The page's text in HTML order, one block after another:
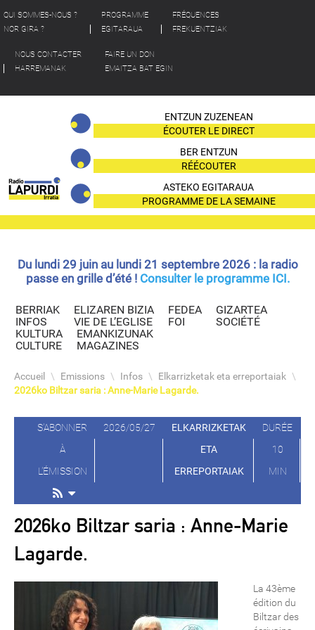
QUI SOMMES-NOUS ?
NOR GIRA ?
PROGRAMME
EGITARAUA
FRÉQUENCES
FREKUENTZIAK
NOUS CONTACTER
HARREMANAK
FAIRE UN DON
EMAITZA BAT EGIN
ENTZUN ZUZENEAN
ÉCOUTER LE DIRECT
BER ENTZUN
RÉÉCOUTER
ASTEKO EGITARAUA
PROGRAMME DE LA SEMAINE
Du lundi 29 juin au lundi 21 septembre 2026 : la radio
passe en grille d’été ! Consulter le programme ICI.
BERRIAK
INFOS
ELIZAREN BIZIA
VIE DE L’EGLISE
FEDEA
FOI
GIZARTEA
SOCIÉTÉ
KULTURA
CULTURE
EMANKIZUNAK
MAGAZINES
Accueil \ Emissions \ Infos \ Elkarrizketak eta erreportaiak \
2026ko Biltzar saria : Anne-Marie Lagarde.
S'ABONNER
À
L'ÉMISSION
2026/05/27
ELKARRIZKETAK
ETA
ERREPORTAIAK
DURÉE
10
MIN
2026ko Biltzar saria : Anne-Marie
Lagarde.
La 43ème
édition du
Biltzar des